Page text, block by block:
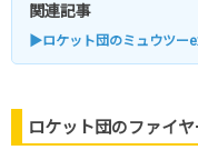
関連記事
▶ロケット団のミュウツー
ロケット団のファイヤ